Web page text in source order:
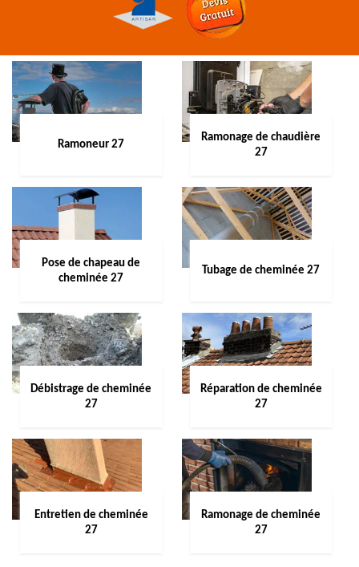
Ramoneur 27
Ramonage de chaudière
27
Pose de chapeau de
cheminée 27
Tubage de cheminée 27
Débistrage de cheminée
27
Réparation de cheminée
27
Entretien de cheminée
27
Ramonage de cheminée
27